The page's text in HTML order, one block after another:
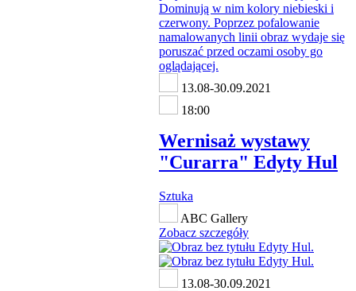
13.08-30.09.2021
18:00
Wernisaż wystawy
"Curarra" Edyty Hul
Sztuka
ABC Gallery
Zobacz szczegóły
13.08-30.09.2021